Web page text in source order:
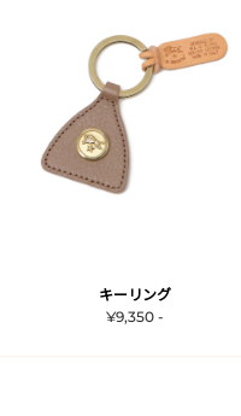
キーリング
¥9,350 -